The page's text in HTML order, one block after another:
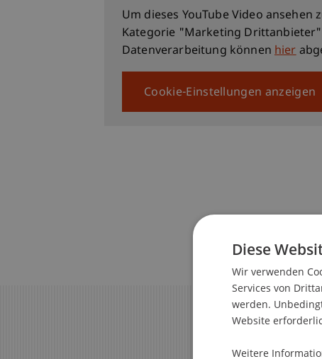
Um dieses YouTube Video
Kategorie "Marketing
Datenverarbeitung könnenhier
Cookie-Einstellungen anzeigen
Diese
Wir verwenden
Services von
werden.
Website
Weitere